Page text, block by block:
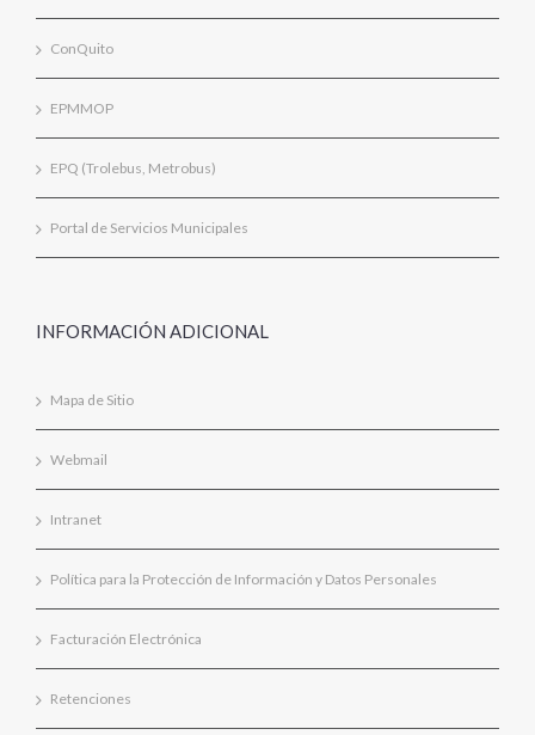
ConQuito
EPMMOP
EPQ (Trolebus, Metrobus)
Portal de Servicios Municipales
INFORMACIÓN ADICIONAL
Mapa de Sitio
Webmail
Intranet
Política para la Protección de Información y Datos Personales
Facturación Electrónica
Retenciones